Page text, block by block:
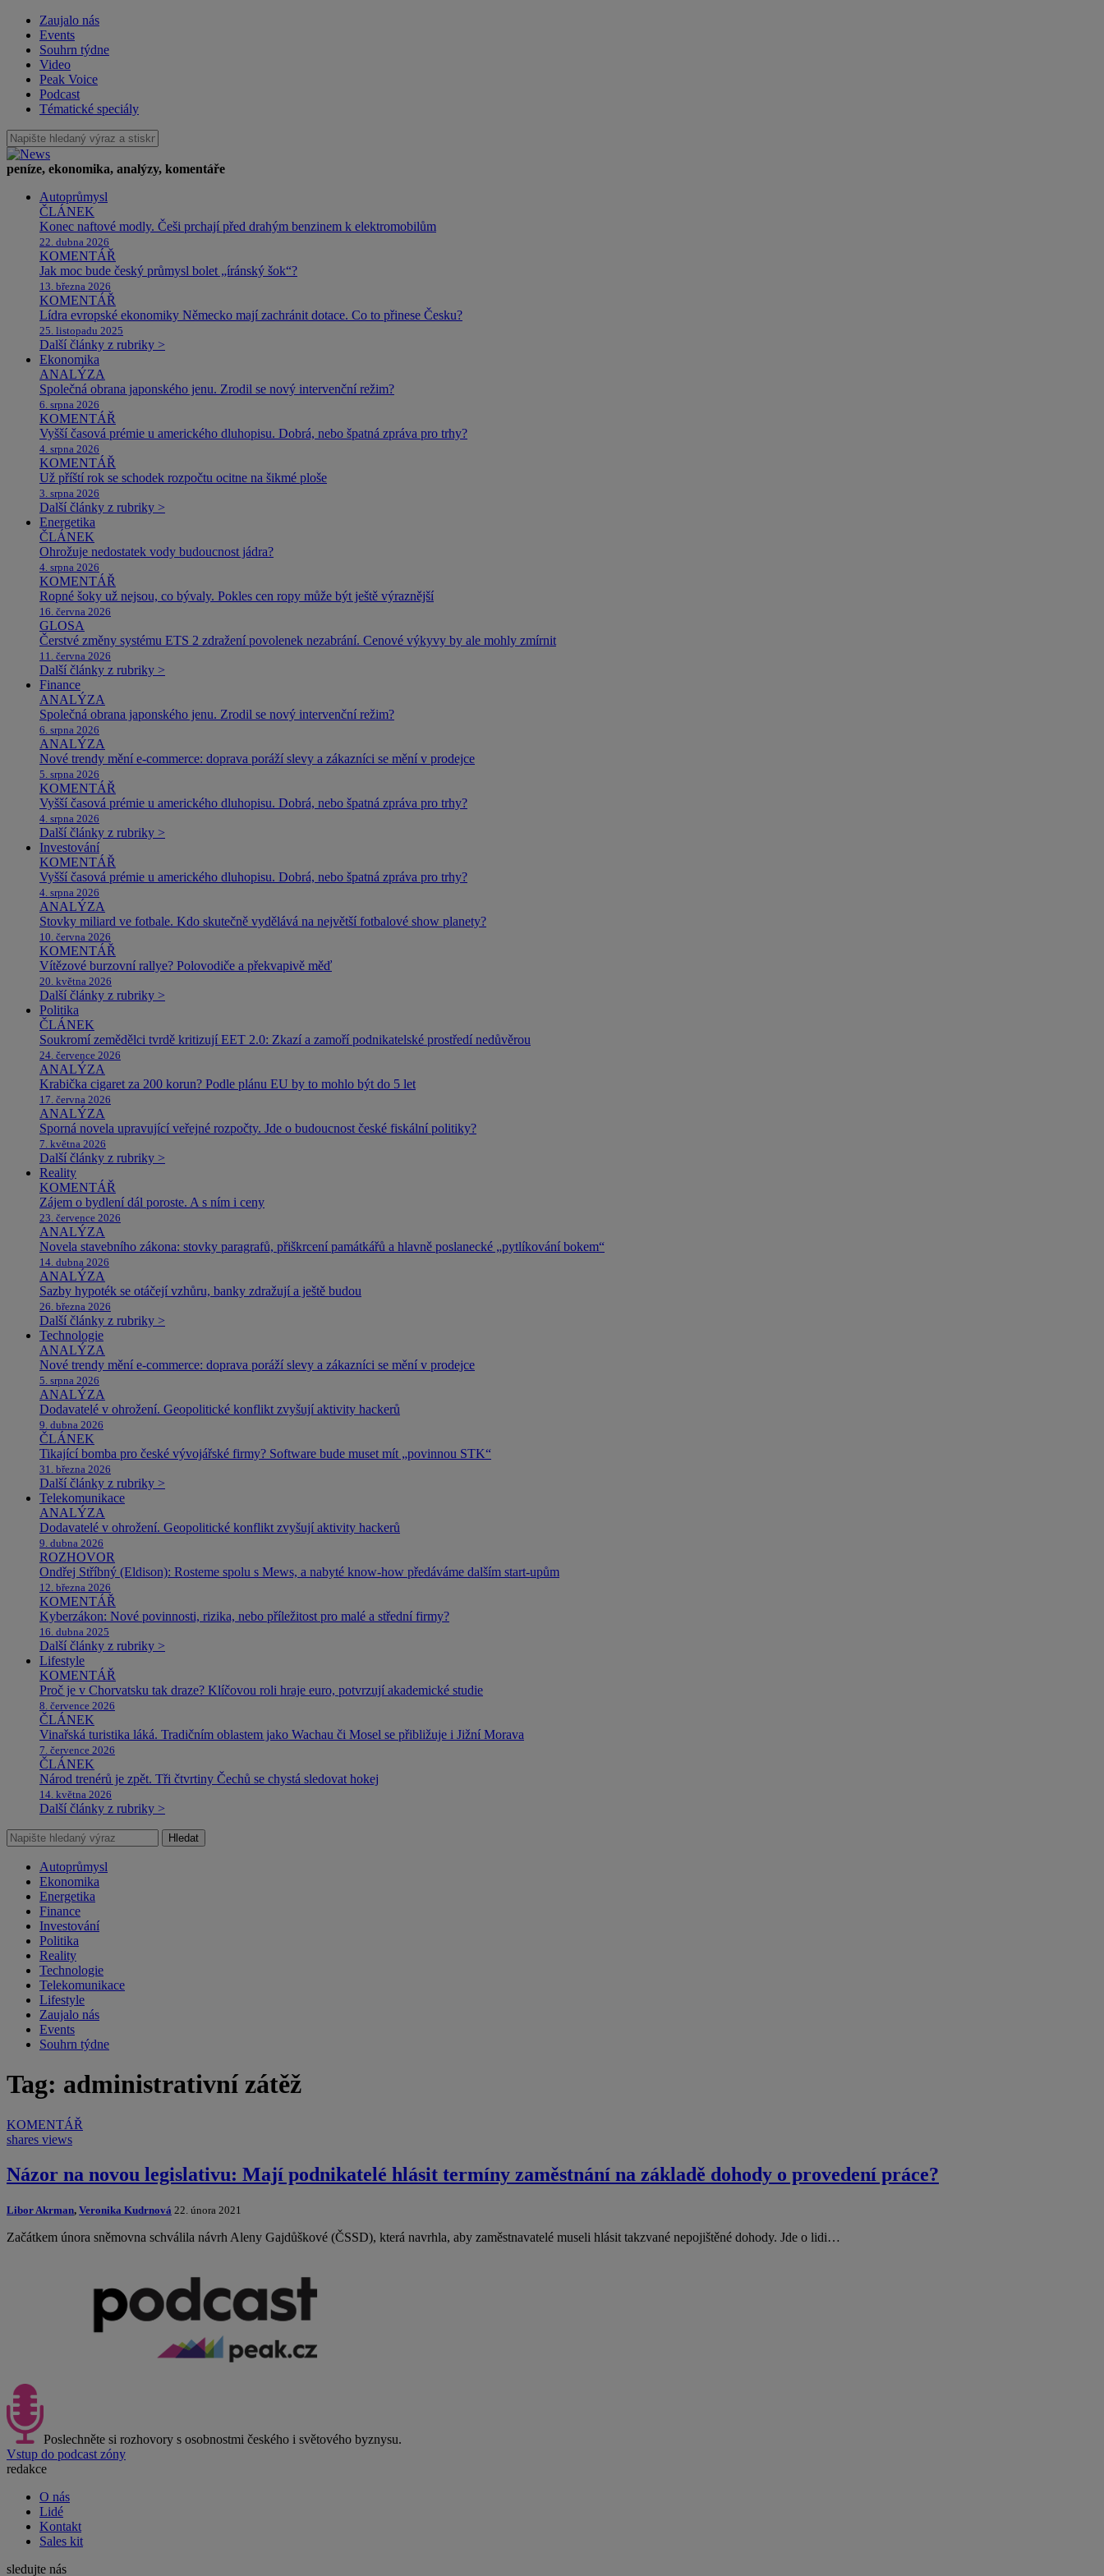
Zaujalo nás
Events
Souhrn týdne
Video
Peak Voice
Podcast
Tématické speciály
peníze, ekonomika, analýzy, komentáře
Autoprůmysl
ČLÁNEK
Konec naftové modly. Češi prchají před drahým benzinem k elektromobilům
22. dubna 2026
KOMENTÁŘ
Jak moc bude český průmysl bolet „íránský šok“?
13. března 2026
KOMENTÁŘ
Lídra evropské ekonomiky Německo mají zachránit dotace. Co to přinese Česku?
25. listopadu 2025
Další články z rubriky >
Ekonomika
ANALÝZA
Společná obrana japonského jenu. Zrodil se nový intervenční režim?
6. srpna 2026
KOMENTÁŘ
Vyšší časová prémie u amerického dluhopisu. Dobrá, nebo špatná zpráva pro trhy?
4. srpna 2026
KOMENTÁŘ
Už příští rok se schodek rozpočtu ocitne na šikmé ploše
3. srpna 2026
Další články z rubriky >
Energetika
ČLÁNEK
Ohrožuje nedostatek vody budoucnost jádra?
4. srpna 2026
KOMENTÁŘ
Ropné šoky už nejsou, co bývaly. Pokles cen ropy může být ještě výraznější
16. června 2026
GLOSA
Čerstvé změny systému ETS 2 zdražení povolenek nezabrání. Cenové výkyvy by ale mohly zmírnit
11. června 2026
Další články z rubriky >
Finance
ANALÝZA
Společná obrana japonského jenu. Zrodil se nový intervenční režim?
6. srpna 2026
ANALÝZA
Nové trendy mění e-commerce: doprava poráží slevy a zákazníci se mění v prodejce
5. srpna 2026
KOMENTÁŘ
Vyšší časová prémie u amerického dluhopisu. Dobrá, nebo špatná zpráva pro trhy?
4. srpna 2026
Další články z rubriky >
Investování
KOMENTÁŘ
Vyšší časová prémie u amerického dluhopisu. Dobrá, nebo špatná zpráva pro trhy?
4. srpna 2026
ANALÝZA
Stovky miliard ve fotbale. Kdo skutečně vydělává na největší fotbalové show planety?
10. června 2026
KOMENTÁŘ
Vítězové burzovní rallye? Polovodiče a překvapivě měď
20. května 2026
Další články z rubriky >
Politika
ČLÁNEK
Soukromí zemědělci tvrdě kritizují EET 2.0: Zkazí a zamoří podnikatelské prostředí nedůvěrou
24. července 2026
ANALÝZA
Krabička cigaret za 200 korun? Podle plánu EU by to mohlo být do 5 let
17. června 2026
ANALÝZA
Sporná novela upravující veřejné rozpočty. Jde o budoucnost české fiskální politiky?
7. května 2026
Další články z rubriky >
Reality
KOMENTÁŘ
Zájem o bydlení dál poroste. A s ním i ceny
23. července 2026
ANALÝZA
Novela stavebního zákona: stovky paragrafů, přiškrcení památkářů a hlavně poslanecké „pytlíkování bokem“
14. dubna 2026
ANALÝZA
Sazby hypoték se otáčejí vzhůru, banky zdražují a ještě budou
26. března 2026
Další články z rubriky >
Technologie
ANALÝZA
Nové trendy mění e-commerce: doprava poráží slevy a zákazníci se mění v prodejce
5. srpna 2026
ANALÝZA
Dodavatelé v ohrožení. Geopolitické konflikt zvyšují aktivity hackerů
9. dubna 2026
ČLÁNEK
Tikající bomba pro české vývojářské firmy? Software bude muset mít „povinnou STK“
31. března 2026
Další články z rubriky >
Telekomunikace
ANALÝZA
Dodavatelé v ohrožení. Geopolitické konflikt zvyšují aktivity hackerů
9. dubna 2026
ROZHOVOR
Ondřej Stříbný (Eldison): Rosteme spolu s Mews, a nabyté know-how předáváme dalším start-upům
12. března 2026
KOMENTÁŘ
Kyberzákon: Nové povinnosti, rizika, nebo příležitost pro malé a střední firmy?
16. dubna 2025
Další články z rubriky >
Lifestyle
KOMENTÁŘ
Proč je v Chorvatsku tak draze? Klíčovou roli hraje euro, potvrzují akademické studie
8. července 2026
ČLÁNEK
Vinařská turistika láká. Tradičním oblastem jako Wachau či Mosel se přibližuje i Jižní Morava
7. července 2026
ČLÁNEK
Národ trenérů je zpět. Tři čtvrtiny Čechů se chystá sledovat hokej
14. května 2026
Další články z rubriky >
Hledat
Autoprůmysl
Ekonomika
Energetika
Finance
Investování
Politika
Reality
Technologie
Telekomunikace
Lifestyle
Zaujalo nás
Events
Souhrn týdne
Tag: administrativní zátěž
KOMENTÁŘ
shares views
Názor na novou legislativu: Mají podnikatelé hlásit termíny zaměstnání na základě dohody o provedení práce?
Libor Akrman, Veronika Kudrnová 22. února 2021
Začátkem února sněmovna schválila návrh Aleny Gajdůškové (ČSSD), která navrhla, aby zaměstnavatelé museli hlásit takzvané nepojištěné dohody. Jde o lidi…
Poslechněte si rozhovory s osobnostmi českého i světového byznysu.
Vstup do podcast zóny
redakce
O nás
Lidé
Kontakt
Sales kit
sledujte nás